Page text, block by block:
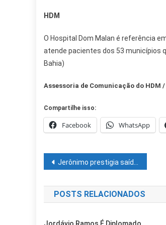
HDM
O Hospital Dom Malan é referência
atende pacientes dos 53 municípios
Bahia)
Assessoria de Comunicação do HDM /
Compartilhe isso:
Facebook WhatsApp
Navegação
de
Post
Jerônimo prestigia saída do bloco Zero Hora que desfila pela conscientização e solidariedade na Micareta de Feira 2024
POSTS RELACIONADOS